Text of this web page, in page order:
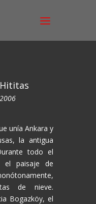
unía Ankara y
la antigua
todo el
el paisaje de
de nieve.
Bogazköy, el